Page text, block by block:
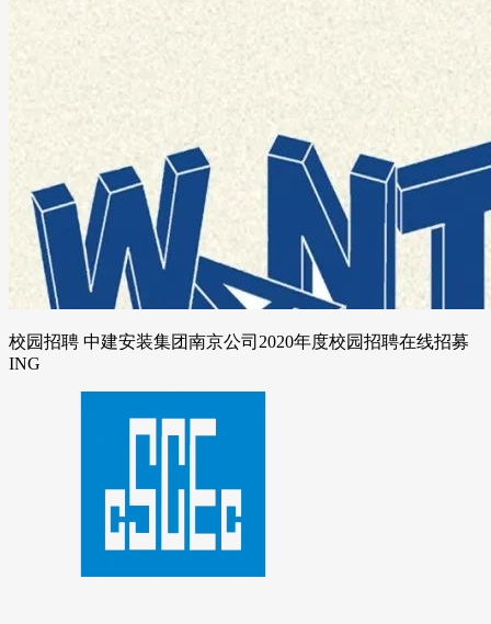
校园招聘 中建安装集团南京公司2020年度校园招聘在线招募
ING